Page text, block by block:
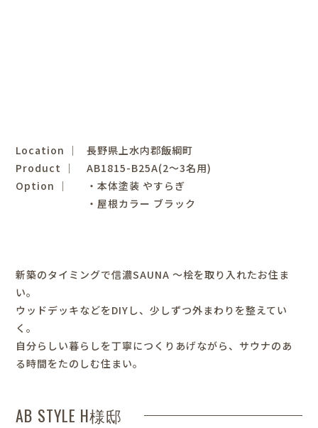
Location │
長野県上水内郡飯綱町
Product │
AB1815-B25A(2～3名用)
Option │
・本体塗装 やすらぎ
・屋根カラー ブラック
新築のタイミングで信濃SAUNA ～桧を取り入れたお住ま
い。
ウッドデッキなどをDIYし、少しずつ外まわりを整えてい
く。
自分らしい暮らしを丁寧につくりあげながら、サウナのあ
る時間をたのしむ住まい。
AB STYLE H様邸